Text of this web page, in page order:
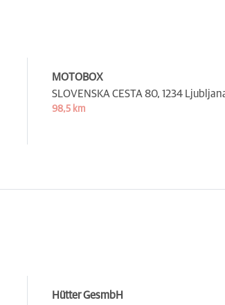
MOTOBOX
SLOVENSKA CESTA 80, 1234
98,5 km
Hütter GesmbH